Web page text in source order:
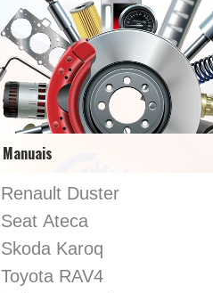
Manuais
Renault Duster
Seat Ateca
Skoda Karoq
Toyota RAV4